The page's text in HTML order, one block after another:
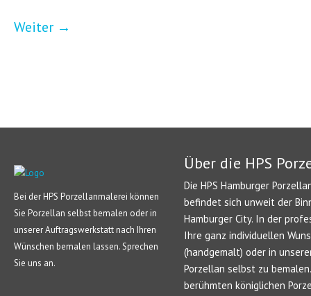
Weiter →
Bei der HPS Porzellanmalerei können
Sie Porzellan selbst bemalen oder in
unserer Auftragswerkstatt nach Ihren
Wünschen bemalen lassen. Sprechen
Sie uns an.
Über die HPS
Die HPS Hamburger
befindet sich unweit der
Hamburger City. In der
Ihre ganz individuellen
(handgemalt) oder in
Porzellan selbst zu
berühmten königlichen